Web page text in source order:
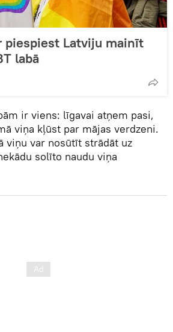
piespiest Latviju mainīt
labā
ir viens: līgavai atņem pasi,
viņa kļūst par mājas verdzeni.
viņu var nosūtīt strādāt uz
solīto naudu viņa